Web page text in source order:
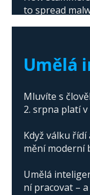
to spread
Umělá
Mluvíte s
2. srpna platí
Když válku
mění moderní
Umělá
ní pracovat –